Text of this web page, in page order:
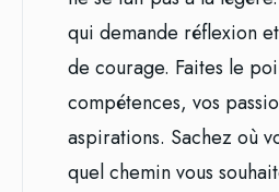
qui demande réflexion
de courage. Faites le
compétences, vos
aspirations. Sachez où
quel chemin vous